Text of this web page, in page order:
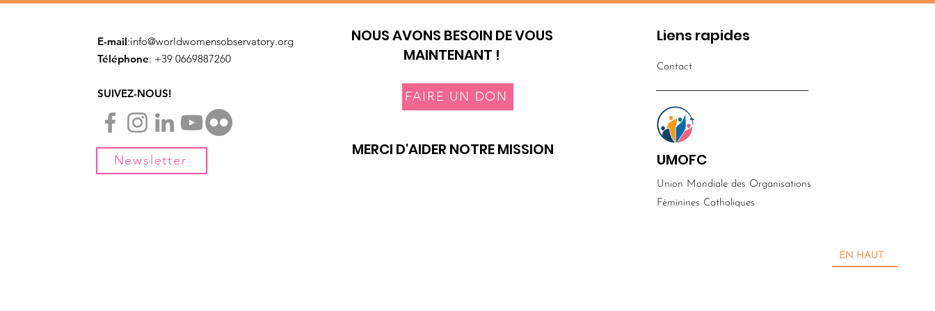
E-mail:info@worldwomensobservatory.org
Téléphone: ​+39 0669887260
SUIVEZ-NOUS!
Newsletter
NOUS AVONS BESOIN DE VOUS
MAINTENANT !
FAIRE UN DON
MERCI D'AIDER NOTRE MISSION
Liens rapides
Contact
UMOFC
Union Mondiale des Organisations
​Féminines Catholiques
EN HAUT